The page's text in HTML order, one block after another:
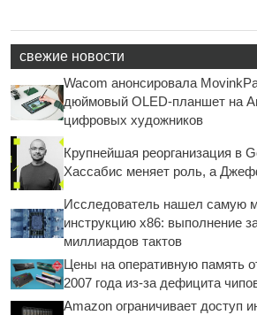
свежие новости
Wacom анонсировала
дюймовый OLED-планшет на
цифровых художников
Крупнейшая реорганизация в
Хассабис меняет роль, а
Исследователь нашел самую
инструкцию x86: выполнение
миллиардов тактов
Цены на оперативную память
2007 года из-за дефицита
Amazon ограничивает доступ